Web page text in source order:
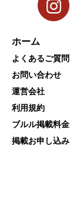
ホーム
よくあるご質問
お問い合わせ
運営会社
利用規約
ブルル掲載料金
掲載お申し込み